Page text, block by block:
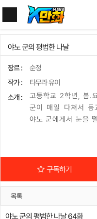
야노 군의 평범한 나날
장르 :
순정
작가 :
타무라 유이
소개 :
고등학교 2학년, 봄.
군이 매일 다쳐서
야노 군에게서 눈을
구독하기
목록
야노 군의 평범한 나날 64화